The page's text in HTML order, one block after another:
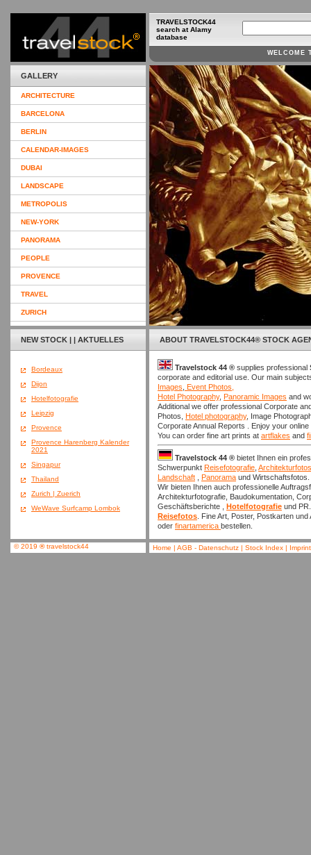
GALLERY
ARCHITECTURE
BARCELONA
BERLIN
CALENDAR-IMAGES
DUBAI
LANDSCAPE
METROPOLIS
NEW-YORK
PANORAMA
PEOPLE
PROVENCE
TRAVEL
ZURICH
NEW STOCK | | AKTUELLES
Bordeaux
Dijon
Hotelfotografie
Leipzig
Provence
Provence Harenberg Kalender
2021
Singapur
Thailand
Zurich | Zuerich
WeWave Surfcamp Lombok
TRAVELSTOCK44
search at Alamy
database
WELCOME
ABOUT TRAVELSTOCK44® STOCK
Travelstock 44 ® supplies professional
corporate and editorial use. Our main
Images Event Photos,
Hotel Photography, Panoramic Images and
Additional we offer professional Corporate
Photos, Hotel photography, Image
Corporate Annual Reports . Enjoy your
You can order fine art prints at artflakes and
Travelstock 44 ® bietet Ihnen ein
Schwerpunkt Reisefotografie
Landschaft
Panorama und Wirtschaftsfotos.
Wir bieten Ihnen auch professionelle
Architekturfotografie, Baudokumentation,
Geschäftsberichte , Hotelfotografie und
Reisefotos . Fine Art, Poster, Postkarten
oder finartamerica bestellen.
© 2019 ®travelstock44 Home | AGB - Datenschutz | Stock Index |